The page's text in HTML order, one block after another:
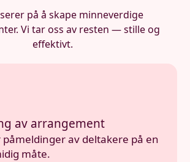
på å skape minneverdige
Vi tar oss av resten — stille og
effektivt.
av arrangement
av deltakere på en
måte.